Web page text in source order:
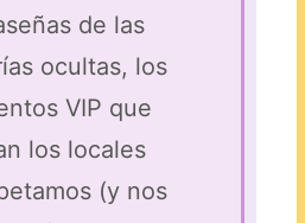
de las
ocultas, los
VIP que
los locales
(y nos